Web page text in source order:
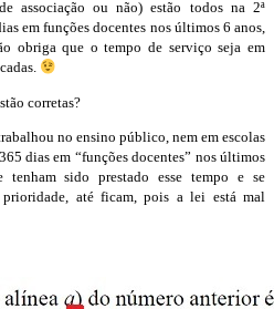
associação ou não) estão todos na 2ª
em funções docentes nos últimos 6 anos,
obriga que o tempo de serviço seja em
corretas?
no ensino público, nem em escolas
dias em “funções docentes” nos últimos
tenham sido prestado esse tempo e se
prioridade, até ficam, pois a lei está mal